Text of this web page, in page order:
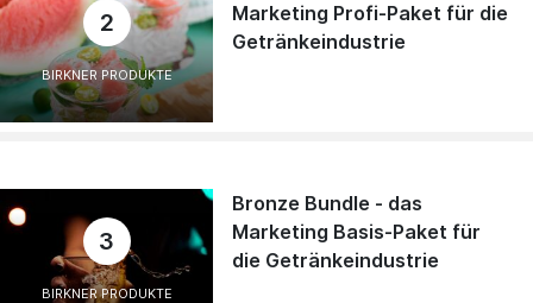
2
BIRKNER PRODUKTE
Marketing Profi-Paket für die
Getränkeindustrie
3
BIRKNER PRODUKTE
Bronze Bundle - das
Marketing Basis-Paket für
die Getränkeindustrie